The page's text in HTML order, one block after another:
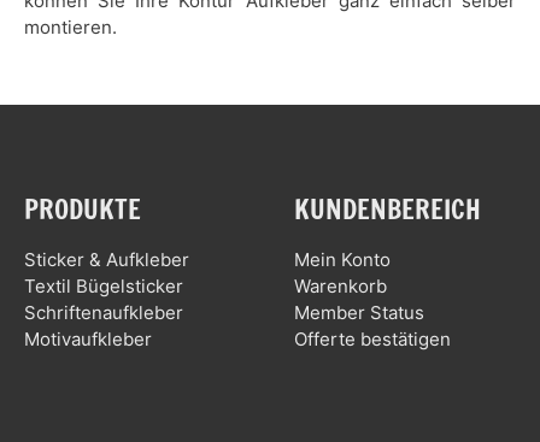
montieren.
PRODUKTE
Sticker & Aufkleber
Textil Bügelsticker
Schriftenaufkleber
Motivaufkleber
KUNDENBEREICH
Mein Konto
Warenkorb
Member Status
Offerte bestätigen